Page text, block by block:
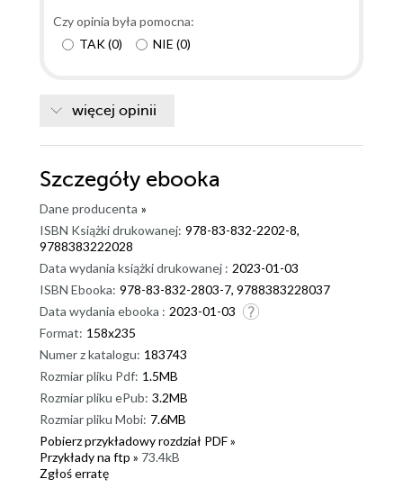
Czy opinia była pomocna:
TAK(0) NIE (0)
więcej opinii
Szczegóły ebooka
Dane producenta »
ISBN Książki drukowanej: 978-83-832-2202-8,
9788383222028
Data wydania książki drukowanej : 2023-01-03
ISBN Ebooka: 978-83-832-2803-7, 9788383228037
Data wydania ebooka : 2023-01-03
Format: 158x235
Numer z katalogu: 183743
Rozmiar pliku Pdf: 1.5MB
Rozmiar pliku ePub: 3.2MB
Rozmiar pliku Mobi: 7.6MB
Pobierz przykładowy rozdział PDF »
Przykłady na ftp » 73.4kB
Zgłoś erratę